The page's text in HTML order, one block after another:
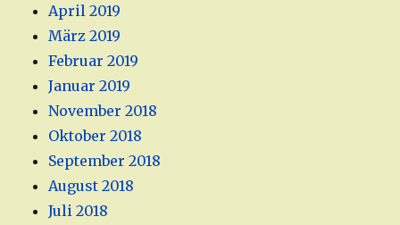
April 2019
März 2019
Februar 2019
Januar 2019
November 2018
Oktober 2018
September 2018
August 2018
Juli 2018